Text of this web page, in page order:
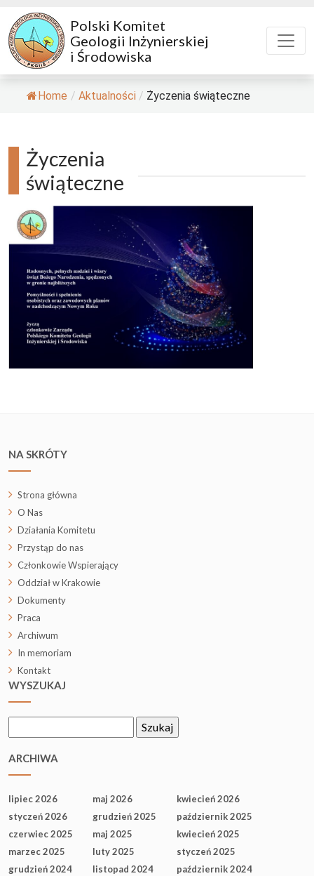
Polski Komitet
Geologii Inżynierskiej
i Środowiska
Home / Aktualności / Życzenia świąteczne
Życzenia
świąteczne
NA SKRÓTY
Strona główna
O Nas
Działania Komitetu
Przystąp do nas
Członkowie Wspierający
Oddział w Krakowie
Dokumenty
Praca
Archiwum
In memoriam
Kontakt
WYSZUKAJ
ARCHIWA
lipiec 2026 maj 2026
kwiecień 2026
styczeń 2026
grudzień 2025
październik 2025
czerwiec 2025
maj 2025
kwiecień 2025
marzec 2025
luty 2025
styczeń 2025
grudzień 2024
listopad 2024
październik 2024